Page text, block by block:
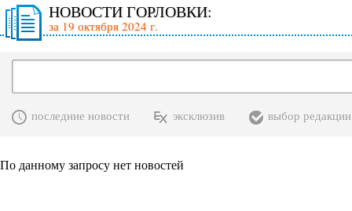
НОВОСТИ ГОРЛОВКИ:
за 19 октября 2024 г.
последние новости эксклюзив выбор редакции
По данному запросу нет новостей